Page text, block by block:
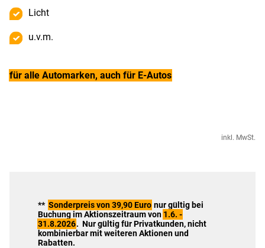
Licht
u.v.m.
für alle Automarken, auch für E-Autos
inkl. MwSt.
** Sonderpreis von 39,90 Euro nur gültig bei
Buchung im Aktionszeitraum von 1.6. -
31.8.2026. Nur gültig für Privatkunden, nicht
kombinierbar mit weiteren Aktionen und
Rabatten.